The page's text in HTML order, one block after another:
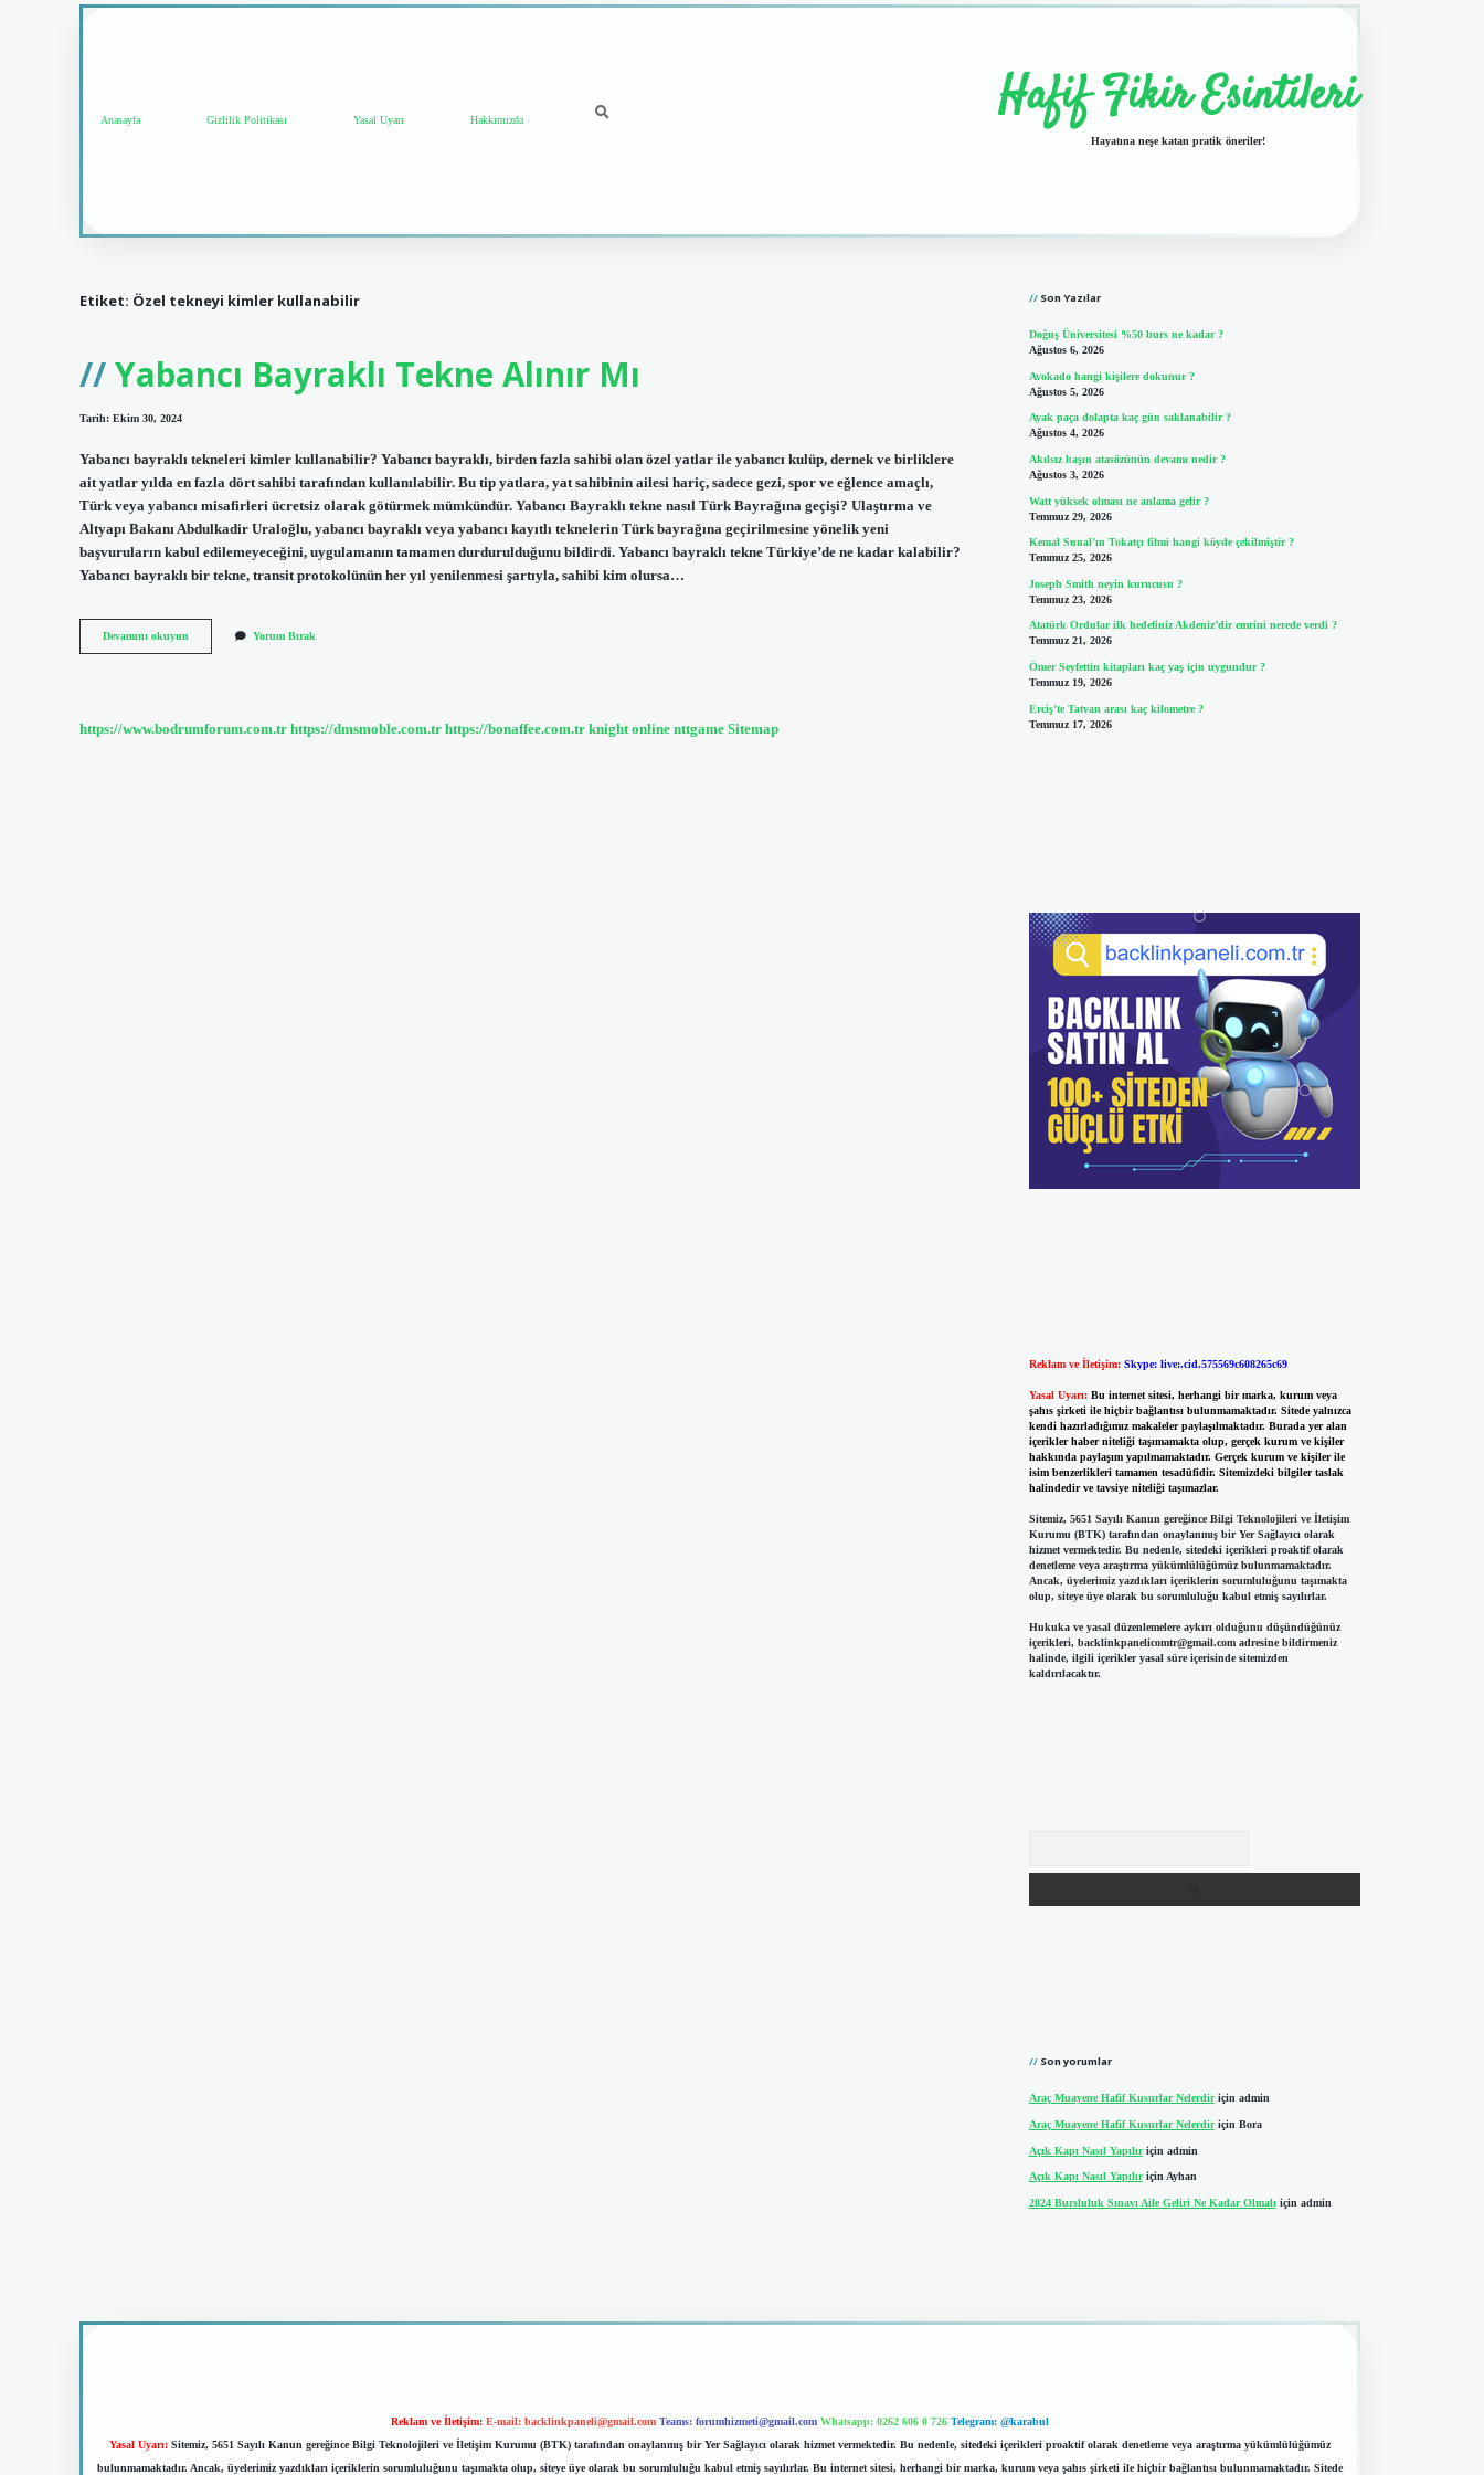
Anasayfa Gizlilik Politikası Yasal Uyarı Hakkımızda Hafif Fikir Esintileri
Hayatına neşe katan pratik öneriler!
Etiket: Özel tekneyi kimler kullanabilir
Yabancı Bayraklı Tekne Alınır Mı
Tarih: Ekim 30, 2024
Yabancı bayraklı tekneleri kimler kullanabilir? Yabancı bayraklı, birden fazla sahibi olan özel yatlar ile yabancı kulüp, dernek ve birliklere
ait yatlar yılda en fazla dört sahibi tarafından kullanılabilir. Bu tip yatlara, yat sahibinin ailesi hariç, sadece gezi, spor ve eğlence amaçlı,
Türk veya yabancı misafirleri ücretsiz olarak götürmek mümkündür. Yabancı Bayraklı tekne nasıl Türk Bayrağına geçişi? Ulaştırma ve
Altyapı Bakanı Abdulkadir Uraloğlu, yabancı bayraklı veya yabancı kayıtlı teknelerin Türk bayrağına geçirilmesine yönelik yeni
başvuruların kabul edilemeyeceğini, uygulamanın tamamen durdurulduğunu bildirdi. Yabancı bayraklı tekne Türkiye’de ne kadar kalabilir?
Yabancı bayraklı bir tekne, transit protokolünün her yıl yenilenmesi şartıyla, sahibi kim olursa…
Devamını okuyun
Bayraklı
Yorum Bırak
https://www.bodrumforum.com.tr https://dmsmoble.com.tr https://bonaffee.com.tr knight online nttgame Sitemap
Son Yazılar
Doğuş Üniversitesi %50 burs ne kadar ?
Ağustos 6, 2026
Avokado hangi kişilere dokunur ?
Ağustos 5, 2026
Ayak paça dolapta kaç gün saklanabilir ?
Ağustos 4, 2026
Akılsız başın atasözünün devamı nedir ?
Ağustos 3, 2026
Watt yüksek olması ne anlama gelir ?
Temmuz 29, 2026
Kemal Sunal’ın Tokatçı filmi hangi köyde çekilmiştir ?
Temmuz 25, 2026
Joseph Smith neyin kurucusu ?
Temmuz 23, 2026
Atatürk Ordular ilk hedefiniz Akdeniz’dir emrini nerede verdi ?
Temmuz 21, 2026
Ömer Seyfettin kitapları kaç yaş için uygundur ?
Temmuz 19, 2026
Erciş’te Tatvan arası kaç kilometre ?
Temmuz 17, 2026
Reklam ve İletişim: Skype: live:.cid.575569c608265c69
Yasal Uyarı: Bu internet sitesi, herhangi bir marka, kurum veya
şahıs şirketi ile hiçbir bağlantısı bulunmamaktadır. Sitede yalnızca
kendi hazırladığımız makaleler paylaşılmaktadır. Burada yer alan
içerikler haber niteliği taşımamakta olup, gerçek kurum ve kişiler
hakkında paylaşım yapılmamaktadır. Gerçek kurum ve kişiler ile
isim benzerlikleri tamamen tesadüfidir. Sitemizdeki bilgiler taslak
halindedir ve tavsiye niteliği taşımazlar.
Sitemiz, 5651 Sayılı Kanun gereğince Bilgi Teknolojileri ve İletişim
Kurumu (BTK) tarafından onaylanmış bir Yer Sağlayıcı olarak
hizmet vermektedir. Bu nedenle, sitedeki içerikleri proaktif olarak
denetleme veya araştırma yükümlülüğümüz bulunmamaktadır.
Ancak, üyelerimiz yazdıkları içeriklerin sorumluluğunu taşımakta
olup, siteye üye olarak bu sorumluluğu kabul etmiş sayılırlar.
Hukuka ve yasal düzenlemelere aykırı olduğunu düşündüğünüz
içerikleri, backlinkpanelicomtr@gmail.comadresine bildirmeniz
halinde, ilgili içerikler yasal süre içerisinde sitemizden
kaldırılacaktır.
Son yorumlar
Araç Muayene Hafif Kusurlar Nelerdiriçin admin
Araç Muayene Hafif Kusurlar Nelerdiriçin Bora
Açık Kapı Nasıl Yapılıriçin admin
Açık Kapı Nasıl Yapılıriçin Ayhan
2024 Bursluluk Sınavı Aile Geliri Ne Kadar Olmalıiçin admin
Reklam ve İletişim: E-mail: backlinkpaneli@gmail.com Teams: forumhizmeti@gmail.com Whatsapp: 0262 606 0 726 Telegram: @karabul
Yasal Uyarı: Sitemiz, 5651 Sayılı Kanun gereğince Bilgi Teknolojileri ve İletişim Kurumu (BTK) tarafından onaylanmış bir Yer Sağlayıcı olarak hizmet vermektedir. Bu nedenle, sitedeki içerikleri proaktif olarak denetleme veya araştırma yükümlülüğümüz
bulunmamaktadır. Ancak, üyelerimiz yazdıkları içeriklerin sorumluluğunu taşımakta olup, siteye üye olarak bu sorumluluğu kabul etmiş sayılırlar. Bu internet sitesi, herhangi bir marka, kurum veya şahıs şirketi ile hiçbir bağlantısı bulunmamaktadır. Sitede